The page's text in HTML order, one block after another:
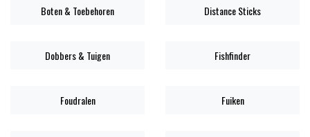
Boten & Toebehoren Distance Sticks
Dobbers & Tuigen Fishfinder
Foudralen Fuiken